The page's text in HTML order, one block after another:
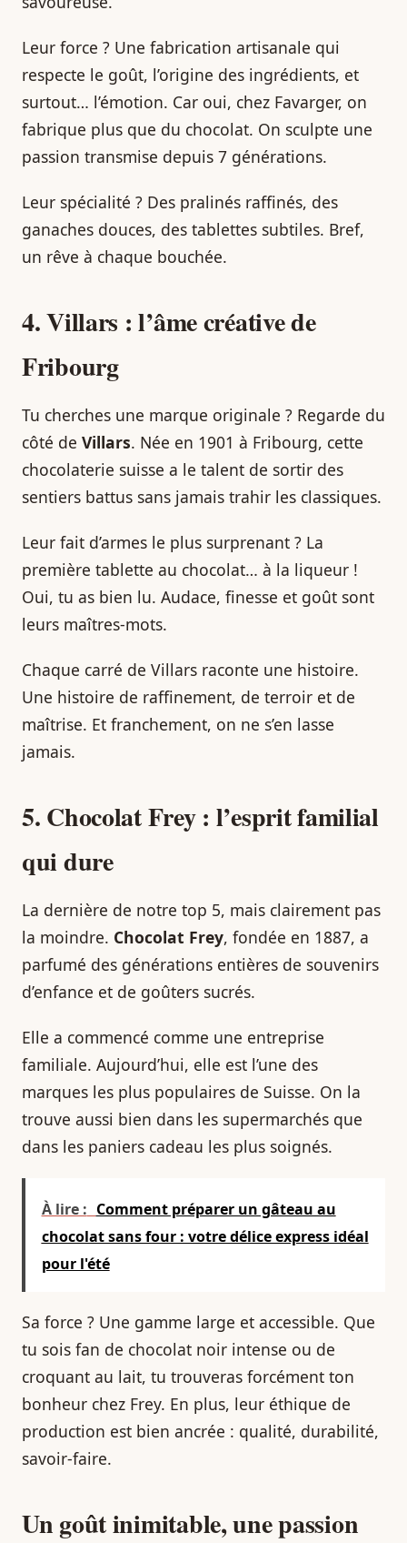
Leur force ? Une fabrication artisanale qui
respecte le goût, l’origine des ingrédients, et
surtout… l’émotion. Car oui, chez Favarger, on
fabrique plus que du chocolat. On sculpte une
passion transmise depuis 7 générations.
Leur spécialité ? Des pralinés raffinés, des
ganaches douces, des tablettes subtiles. Bref,
un rêve à chaque bouchée.
4. Villars : l’âme créative de
Fribourg
Tu cherches une marque originale ? Regarde du
côté de Villars. Née en 1901 à Fribourg, cette
chocolaterie suisse a le talent de sortir des
sentiers battus sans jamais trahir les classiques.
Leur fait d’armes le plus surprenant ? La
première tablette au chocolat… à la liqueur !
Oui, tu as bien lu. Audace, finesse et goût sont
leurs maîtres-mots.
Chaque carré de Villars raconte une histoire.
Une histoire de raffinement, de terroir et de
maîtrise. Et franchement, on ne s’en lasse
jamais.
5. Chocolat Frey : l’esprit familial
qui dure
La dernière de notre top 5, mais clairement pas
la moindre. Chocolat Frey, fondée en 1887, a
parfumé des générations entières de souvenirs
d’enfance et de goûters sucrés.
Elle a commencé comme une entreprise
familiale. Aujourd’hui, elle est l’une des
marques les plus populaires de Suisse. On la
trouve aussi bien dans les supermarchés que
dans les paniers cadeau les plus soignés.
À lire : Comment préparer un gâteau au
chocolat sans four : votre délice express idéal
pour l'été
Sa force ? Une gamme large et accessible. Que
tu sois fan de chocolat noir intense ou de
croquant au lait, tu trouveras forcément ton
bonheur chez Frey. En plus, leur éthique de
production est bien ancrée : qualité, durabilité,
savoir-faire.
Un goût inimitable, une passion